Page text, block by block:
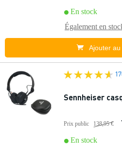
En stock
Également en
Ajouter
Sennheiser
Prix public 138,95 €
En stock